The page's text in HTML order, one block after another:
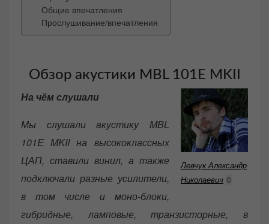
Общие впечатления
Прослушивание/впечатления
Обзор акустики MBL 101E MKII
Левчук Александр
Николаевич ©
На чём слушали
Мы слушали акустику MBL
101E MKII на высококлассных
ЦАП, ставили винил, а также
подключали разные усилители,
в том числе и моно-блоки,
гибридные, ламповые, транзисторные, в